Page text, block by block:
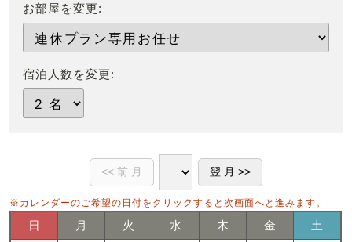
お部屋を変更:
宿泊人数を変更:
※カレンダーのご希望の日付をクリックすると次画面へと進みます。
日 月 火 水 木 金
土